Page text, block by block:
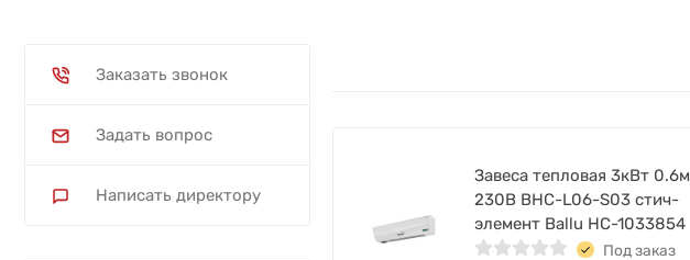
Заказать звонок
Задать вопрос
Написать директору
Завеса тепловая 3кВт 0.6м
230В BHC-L06-S03 стич-
элемент Ballu НС-1033854
Под заказ